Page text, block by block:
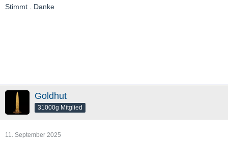
Stimmt . Danke
Goldhut
31000g Mitglied
11. September 2025